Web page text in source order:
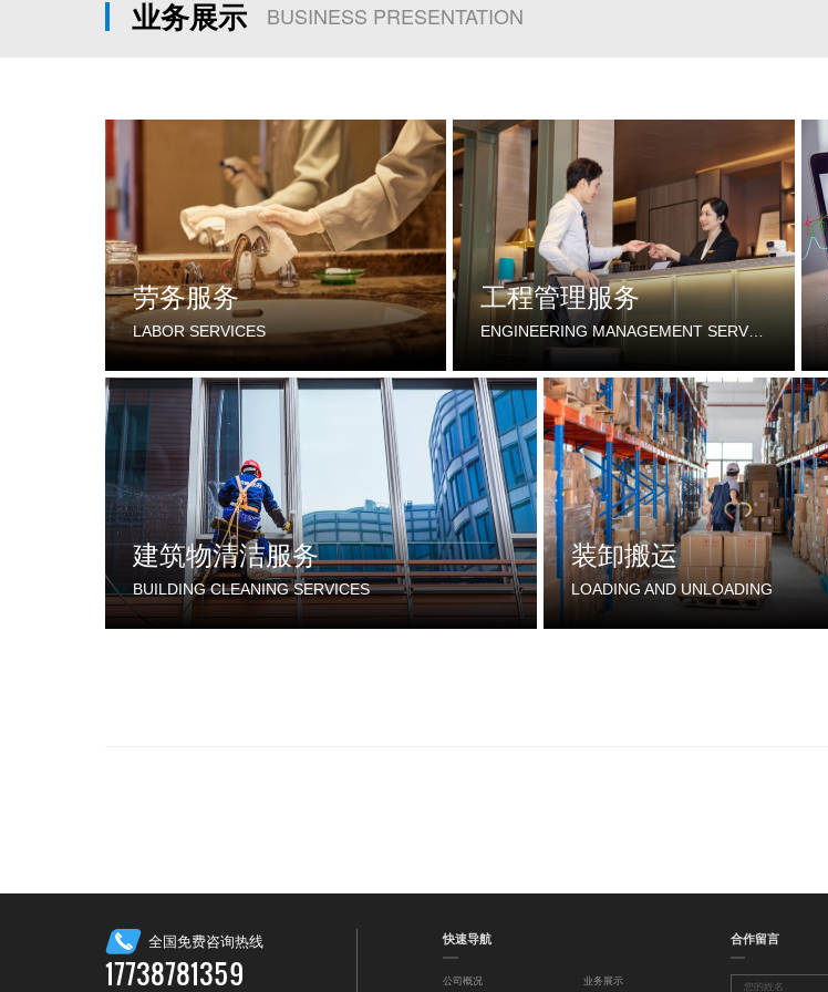
业务展示 BUSINESS PRESENTATION
劳务服务
LABOR SERVICES
工程管理服务
ENGINEERING MANAGEMENT SERVICES
建筑物清洁服务
BUILDING CLEANING SERVICES
装卸搬运
LOADING AND UNLOADING
全国免费咨询热线
17738781359
快速导航
公司概况 业务展示
合作留言